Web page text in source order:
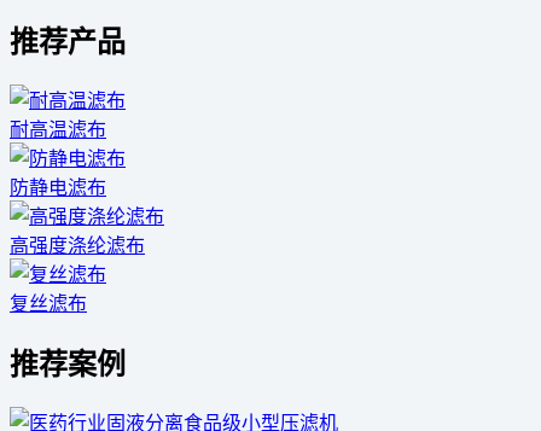
推荐产品
耐高温滤布
防静电滤布
高强度涤纶滤布
复丝滤布
推荐案例